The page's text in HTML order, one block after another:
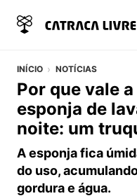
INÍCIO NOTÍCIAS
Por que vale
esponja de
noite: um
A esponja fica
do uso,
gordura e água.